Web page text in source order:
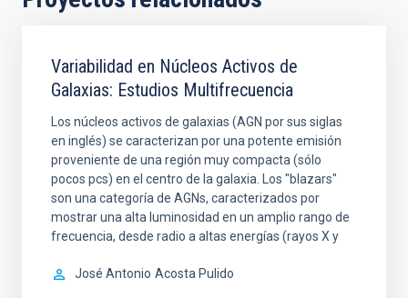
Variabilidad en Núcleos Activos de
Galaxias: Estudios Multifrecuencia
Los núcleos activos de galaxias (AGN por sus siglas
en inglés) se caracterizan por una potente emisión
proveniente de una región muy compacta (sólo
pocos pcs) en el centro de la galaxia. Los "blazars"
son una categoría de AGNs, caracterizados por
mostrar una alta luminosidad en un amplio rango de
frecuencia, desde radio a altas energías (rayos X y
José Antonio Acosta Pulido